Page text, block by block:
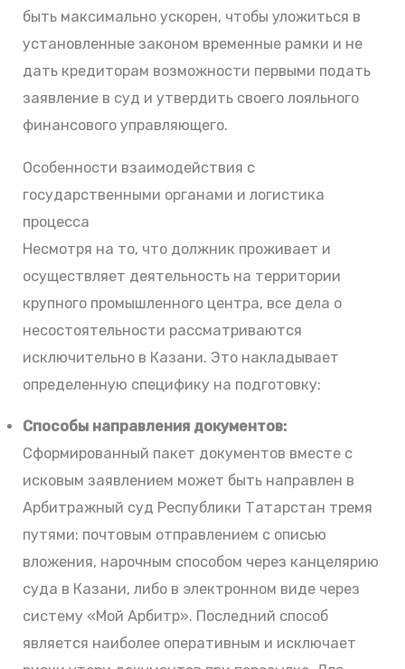
быть максимально ускорен, чтобы уложиться в
установленные законом временные рамки и не
дать кредиторам возможности первыми подать
заявление в суд и утвердить своего лояльного
финансового управляющего.
Особенности взаимодействия с
государственными органами и логистика
процесса
Несмотря на то, что должник проживает и
осуществляет деятельность на территории
крупного промышленного центра, все дела о
несостоятельности рассматриваются
исключительно в Казани. Это накладывает
определенную специфику на подготовку:
Способы направления документов:
Сформированный пакет документов вместе с
исковым заявлением может быть направлен в
Арбитражный суд Республики Татарстан тремя
путями: почтовым отправлением с описью
вложения, нарочным способом через канцелярию
суда в Казани, либо в электронном виде через
систему «Мой Арбитр». Последний способ
является наиболее оперативным и исключает